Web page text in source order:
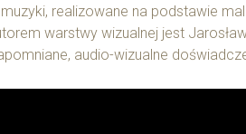
realizowane na podstawie
warstwy wizualnej jest
audio-wizualne